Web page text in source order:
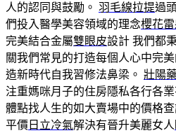
人的認同與鼓勵。 羽毛線拉提過
們投入醫學美容領域的理念櫻花
完美結合金屬雙眼皮設計 我們都
關我們常見的打造每個人心中完美
造新時代自我習修法鼻梁。 壯陽藥
注重媽咪月子的住房隱私各行各
體點找人生的如大賣場中的價格
平價 日立冷氣解決有晉升美麗女人